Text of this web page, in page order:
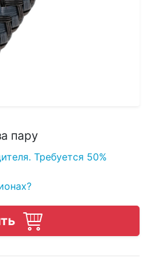
пару
Требуется 50%